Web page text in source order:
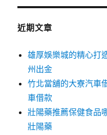
鍵
近期文章
雄厚娛樂城的精心打
州出金
竹北當舖的大寮汽車
車借款
壯陽藥推薦保健食品
壯陽藥